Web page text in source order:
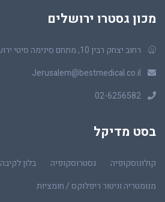
מכון גסטרו ירושלים
רחוב יצחק רבין 10, מתחם סינימה סיטי ירושלים
Jerusalem@bestmedical.co.il
02-6256582
בסט מדיקל
קולונוסקופיה גסטרוסקופיה
בלון לקיבה
מנומטריה וניטור ריפלוקס / חומציות